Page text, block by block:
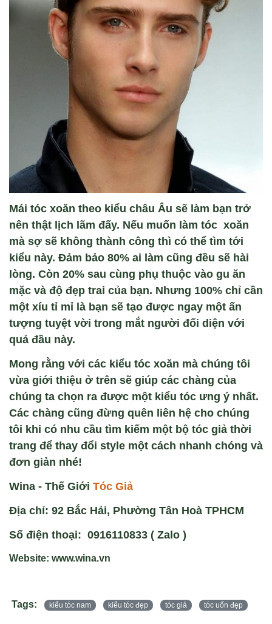
Mái tóc xoăn theo kiểu châu Âu sẽ làm bạn trở
nên thật lịch lãm đấy. Nếu muốn làm tóc xoăn
mà sợ sẽ không thành công thì có thể tìm tới
kiểu này. Đảm bảo 80% ai làm cũng đều sẽ hài
lòng. Còn 20% sau cùng phụ thuộc vào gu ăn
mặc và độ đẹp trai của bạn. Nhưng 100% chỉ cần
một xíu tỉ mỉ là bạn sẽ tạo được ngay một ấn
tượng tuyệt vời trong mắt người đối diện với
quả đầu này.
Mong rằng với các kiểu tóc xoăn mà chúng tôi
vừa giới thiệu ở trên sẽ giúp các chàng của
chúng ta chọn ra được một kiểu tóc ưng ý nhất.
Các chàng cũng đừng quên liên hệ cho chúng
tôi khi có nhu cầu tìm kiếm một bộ tóc giả thời
trang để thay đổi style một cách nhanh chóng và
đơn giản nhé!
Wina - Thế Giới Tóc Giả
Địa chỉ: 92 Bắc Hải, Phường Tân Hoà TPHCM
Số điện thoại: 0916110833 ( Zalo )
Website: www.wina.vn
Tags: kiểu tóc nam kiểu tóc đẹp tóc giả tóc uốn đẹp